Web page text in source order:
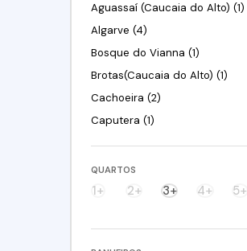
Aguassaí (Caucaia do Alto) (1)
Algarve (4)
Bosque do Vianna (1)
Brotas(Caucaia do Alto) (1)
Cachoeira (2)
Caputera (1)
Centreville (10)
Centro (1)
Chácara Canta Galo (10)
Chácara Granja Velha (5)
QUARTOS
1+ 2+ 3+ 4+ 5+